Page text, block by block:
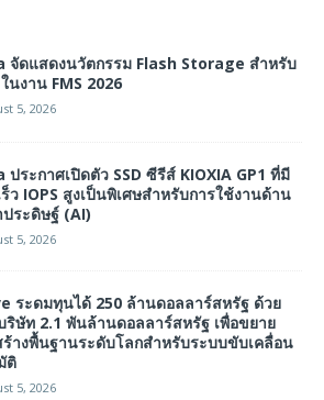
จัดแสดงนวัตกรรม Flash Storage สำหรับ
นงาน FMS 2026
5, 2026
ประกาศเปิดตัว SSD ซีรีส์ KIOXIA GP1 ที่มี
ว IOPS สูงเป็นพิเศษสำหรับการใช้งานด้าน
ระดิษฐ์ (AI)
5, 2026
ระดมทุนได้ 250 ล้านดอลลาร์สหรัฐ ด้วย
ริษัท 2.1 พันล้านดอลลาร์สหรัฐ เพื่อขยาย
ร้างพื้นฐานระดับโลกสำหรับระบบขับเคลื่อน
ติ
5, 2026